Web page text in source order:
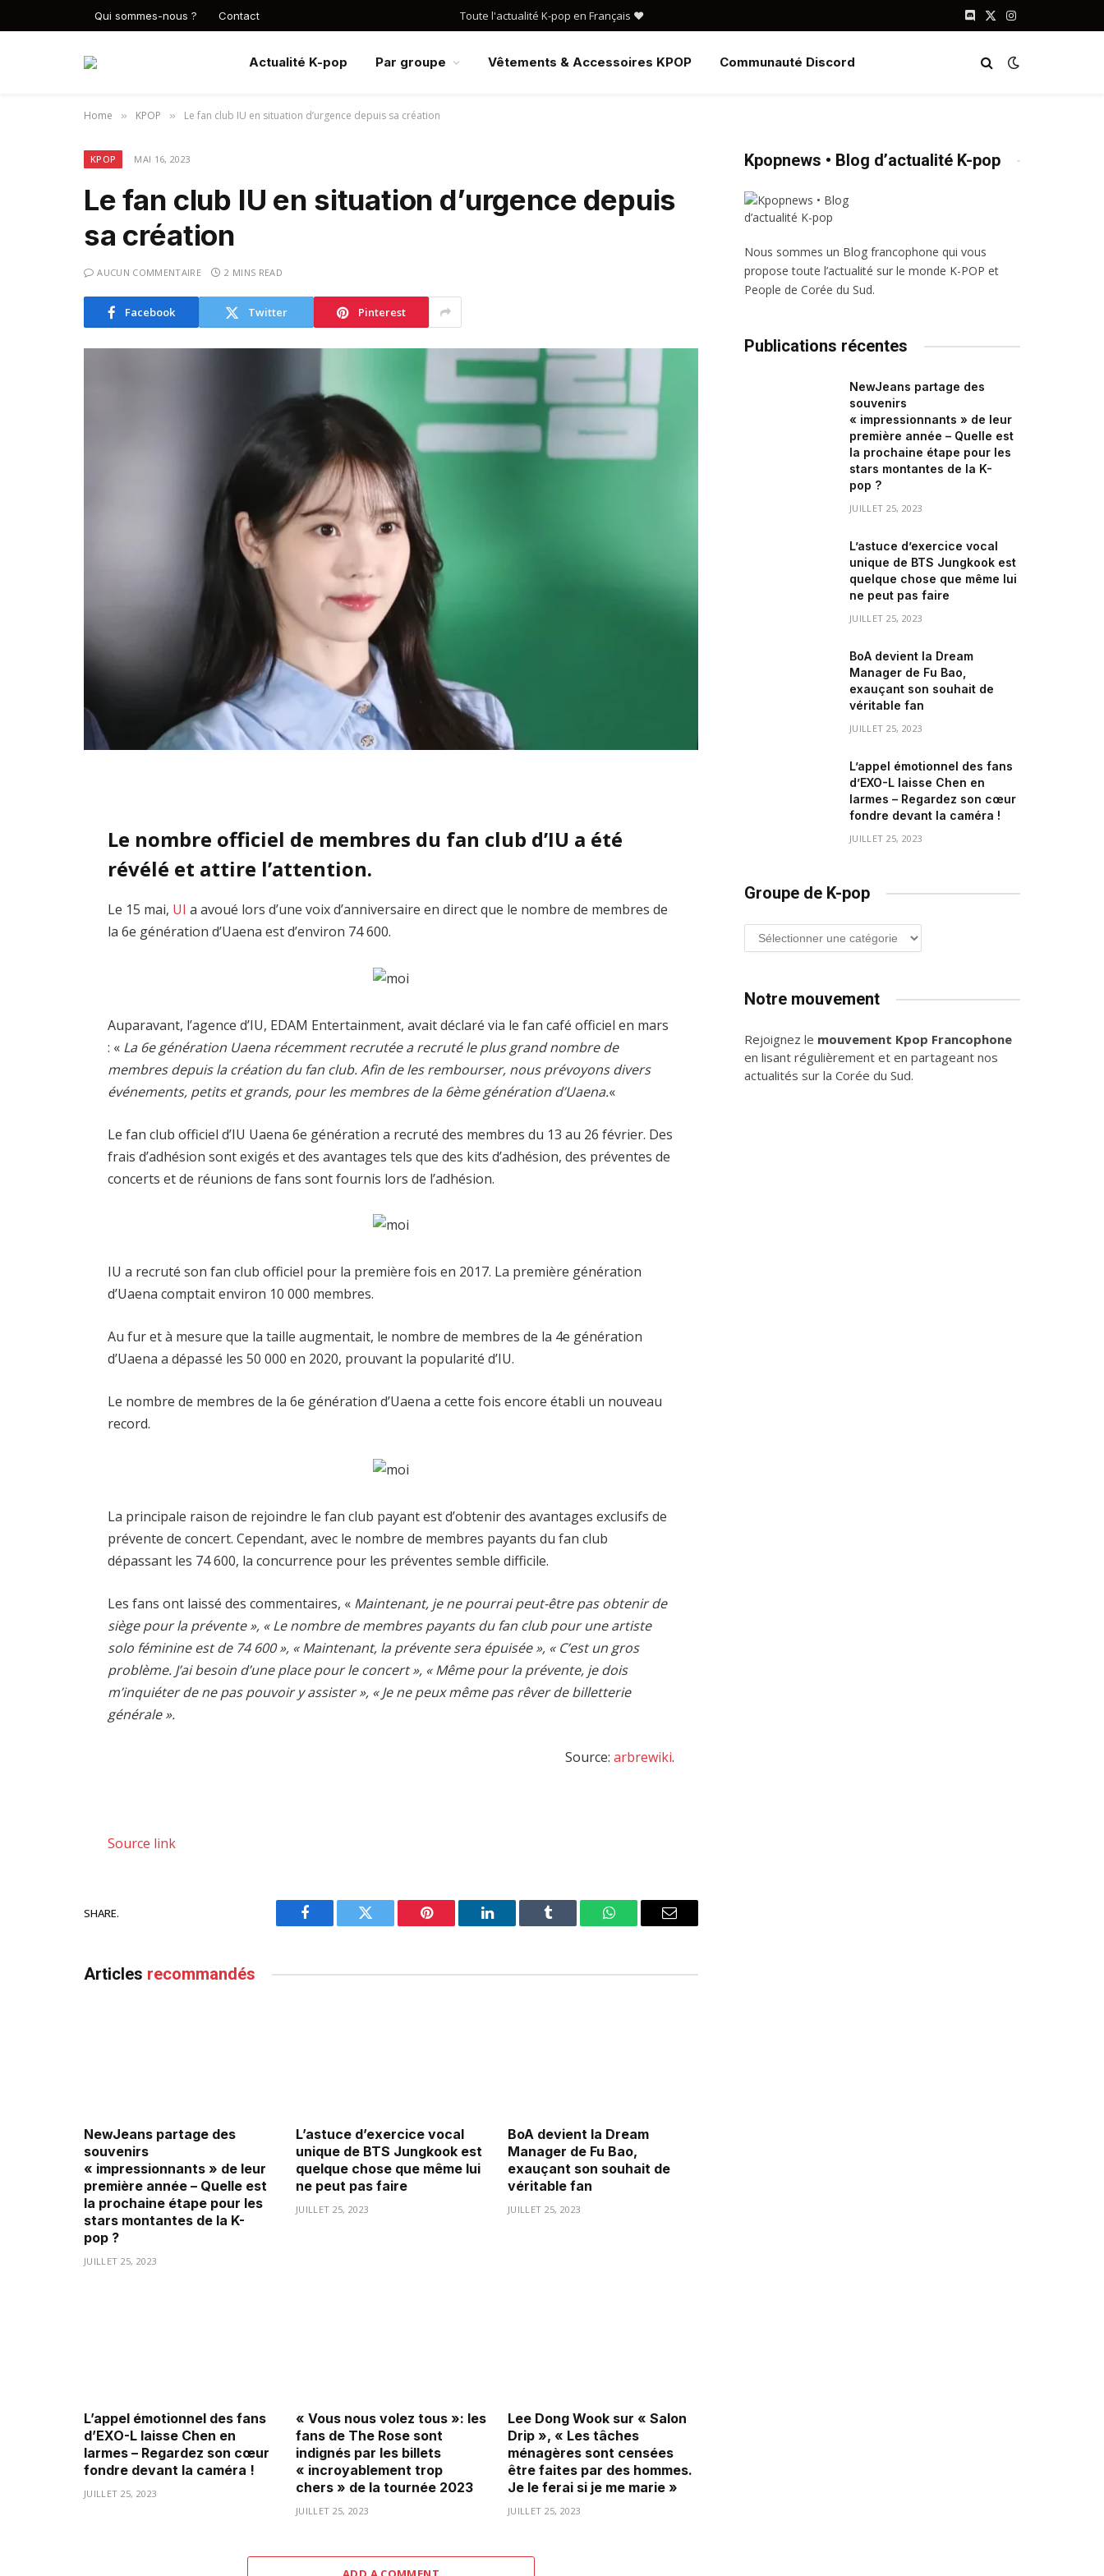
Qui sommes-nous ? Contact Toute l'actualité K-pop en Français ❤️ Discord
X
Instagram
Actualité K-pop Par groupe Vêtements & Accessoires KPOP Communauté Discord
Home » KPOP » Le fan club IU en situation d’urgence depuis sa création
KPOP MAI 16, 2023
Le fan club IU en situation d’urgence depuis
sa création
AUCUN COMMENTAIRE 2 MINS READ
Facebook Twitter Pinterest
Le nombre officiel de membres du fan club d’IU a été
révélé et attire l’attention.
Le 15 mai, UIa avoué lors d’une voix d’anniversaire en direct que le nombre de membres de
la 6e génération d’Uaena est d’environ 74 600.
Auparavant, l’agence d’IU, EDAM Entertainment, avait déclaré via le fan café officiel en mars
: « La 6e génération Uaena récemment recrutée a recruté le plus grand nombre de
membres depuis la création du fan club. Afin de les rembourser, nous prévoyons divers
événements, petits et grands, pour les membres de la 6ème génération d’Uaena.«
Le fan club officiel d’IU Uaena 6e génération a recruté des membres du 13 au 26 février. Des
frais d’adhésion sont exigés et des avantages tels que des kits d’adhésion, des préventes de
concerts et de réunions de fans sont fournis lors de l’adhésion.
IU a recruté son fan club officiel pour la première fois en 2017. La première génération
d’Uaena comptait environ 10 000 membres.
Au fur et à mesure que la taille augmentait, le nombre de membres de la 4e génération
d’Uaena a dépassé les 50 000 en 2020, prouvant la popularité d’IU.
Le nombre de membres de la 6e génération d’Uaena a cette fois encore établi un nouveau
record.
La principale raison de rejoindre le fan club payant est d’obtenir des avantages exclusifs de
prévente de concert. Cependant, avec le nombre de membres payants du fan club
dépassant les 74 600, la concurrence pour les préventes semble difficile.
Les fans ont laissé des commentaires, « Maintenant, je ne pourrai peut-être pas obtenir de
siège pour la prévente », « Le nombre de membres payants du fan club pour une artiste
solo féminine est de 74 600 », « Maintenant, la prévente sera épuisée », « C’est un gros
problème. J’ai besoin d’une place pour le concert », « Même pour la prévente, je dois
m’inquiéter de ne pas pouvoir y assister », « Je ne peux même pas rêver de billetterie
générale ».
Source: arbrewiki.
Source link
SHARE.
Facebook Twitter Pinterest LinkedIn Tumblr WhatsAppEmail
Articles recommandés
NewJeans partage des
souvenirs
« impressionnants » de leur
première année – Quelle est
la prochaine étape pour les
stars montantes de la K-
pop ?
JUILLET 25, 2023
L’astuce d’exercice vocal
unique de BTS Jungkook est
quelque chose que même lui
ne peut pas faire
JUILLET 25, 2023
BoA devient la Dream
Manager de Fu Bao,
exauçant son souhait de
véritable fan
JUILLET 25, 2023
L’appel émotionnel des fans
d’EXO-L laisse Chen en
larmes – Regardez son cœur
fondre devant la caméra !
JUILLET 25, 2023
« Vous nous volez tous »: les
fans de The Rose sont
indignés par les billets
« incroyablement trop
chers » de la tournée 2023
JUILLET 25, 2023
Lee Dong Wook sur « Salon
Drip », « Les tâches
ménagères sont censées
être faites par des hommes.
Je le ferai si je me marie »
JUILLET 25, 2023
Kpopnews • Blog d’actualité K-pop
Nous sommes un Blog francophone qui vous
propose toute l’actualité sur le monde K-POP et
People de Corée du Sud.
Publications récentes
NewJeans partage des
souvenirs
« impressionnants » de leur
première année – Quelle est
la prochaine étape pour les
stars montantes de la K-
pop ?
JUILLET 25, 2023
L’astuce d’exercice vocal
unique de BTS Jungkook est
quelque chose que même lui
ne peut pas faire
JUILLET 25, 2023
BoA devient la Dream
Manager de Fu Bao,
exauçant son souhait de
véritable fan
JUILLET 25, 2023
L’appel émotionnel des fans
d’EXO-L laisse Chen en
larmes – Regardez son cœur
fondre devant la caméra !
JUILLET 25, 2023
Groupe de K-pop
Groupe
de
Notre mouvement
Rejoignez le mouvement Kpop Francophone
en lisant régulièrement et en partageant nos
actualités sur la Corée du Sud.